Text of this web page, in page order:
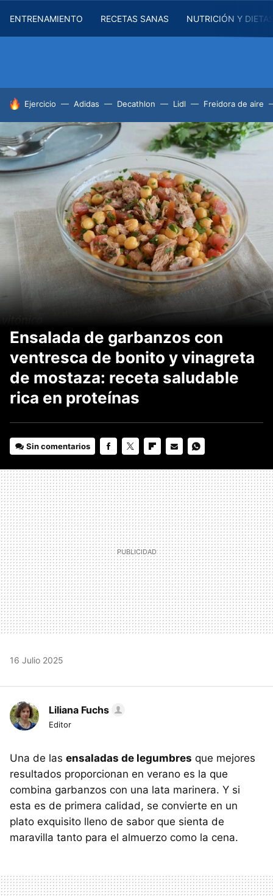
ENTRENAMIENTO RECETAS SANAS NUTRICIÓN Y
HOY SE HABLA DE
Ejercicio Adidas Decathlon Lidl Freidora de aire
Ensalada de garbanzos con
ventresca de bonito y vinagreta
de mostaza: receta saludable
rica en proteínas
Sin comentarios
MAIL
16 Julio 2025
Liliana Fuchs
Editor
Una de las ensaladas de legumbres que mejores
resultados proporcionan en verano es la que
combina garbanzos con una lata marinera. Y si
esta es de primera calidad, se convierte en un
plato exquisito lleno de sabor que sienta de
maravilla tanto para el almuerzo como la cena.